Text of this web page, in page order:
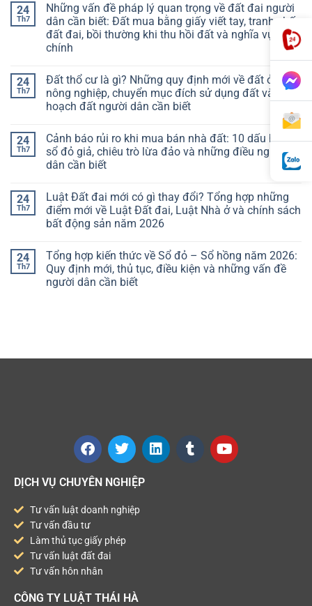
24
Th7
Những vấn đề pháp lý quan trọng về đất đai người
dân cần biết: Đất mua bằng giấy viết tay, tranh chấp
đất đai, bồi thường khi thu hồi đất và nghĩa vụ tài
chính
24
Th7
Đất thổ cư là gì? Những quy định mới về đất ở, đất
nông nghiệp, chuyển mục đích sử dụng đất và quy
hoạch đất người dân cần biết
24
Th7
Cảnh báo rủi ro khi mua bán nhà đất: 10 dấu hiệu
sổ đỏ giả, chiêu trò lừa đảo và những điều người
dân cần biết
24
Th7
Luật Đất đai mới có gì thay đổi? Tổng hợp những
điểm mới về Luật Đất đai, Luật Nhà ở và chính sách
bất động sản năm 2026
24
Th7
Tổng hợp kiến thức về Sổ đỏ – Sổ hồng năm 2026:
Quy định mới, thủ tục, điều kiện và những vấn đề
người dân cần biết
DỊCH VỤ CHUYÊN NGHIỆP
Tư vấn luật doanh nghiệp
Tư vấn đầu tư
Làm thủ tục giấy phép
Tư vấn luật đất đai
Tư vấn hôn nhân
CÔNG TY LUẬT THÁI HÀ